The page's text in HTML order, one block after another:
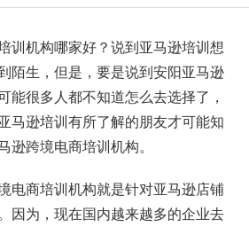
训机构哪家好？说到亚马逊培训想
陌生，但是，要是说到安阳亚马逊
能很多人都不知道怎么去选择了，
马逊培训有所了解的朋友才可能知
逊跨境电商培训机构。
电商培训机构就是针对亚马逊店铺
因为，现在国内越来越多的企业去